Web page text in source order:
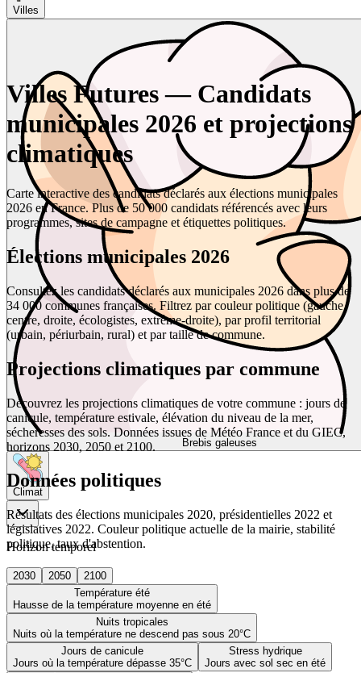
Villes
Brebis galeuses
Climat
Horizon temporel
2030 2050
2100
Température été
Hausse de la température moyenne en été
Nuits tropicales
Nuits où la température ne descend pas sous 20°C
Jours de canicule
Jours où la température dépasse 35°C
Stress hydrique
Jours avec sol sec en été
Villes Futures — Candidats
municipales 2026 et projections
climatiques
Carte interactive des candidats déclarés aux élections municipales
2026 en France. Plus de 50 000 candidats référencés avec leurs
programmes, sites de campagne et étiquettes politiques.
Élections municipales 2026
Consultez les candidats déclarés aux municipales 2026 dans plus de
34 000 communes françaises. Filtrez par couleur politique (gauche,
centre, droite, écologistes, extrême-droite), par profil territorial
(urbain, périurbain, rural) et par taille de commune.
Projections climatiques par commune
Découvrez les projections climatiques de votre commune : jours de
canicule, température estivale, élévation du niveau de la mer,
sécheresses des sols. Données issues de Météo France et du GIEC,
horizons 2030, 2050 et 2100.
Données politiques
Résultats des élections municipales 2020, présidentielles 2022 et
législatives 2022. Couleur politique actuelle de la mairie, stabilité
politique, taux d'abstention.